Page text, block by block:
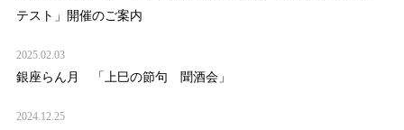
テスト」開催のご案内
2025.02.03
銀座らん月 「上巳の節句 聞酒会」
2024.12.25